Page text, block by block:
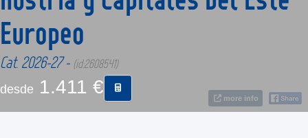
CONTACTO
more info
Europeo
Cat. 2026-27 - (id:2608541)
desde 1.411 €